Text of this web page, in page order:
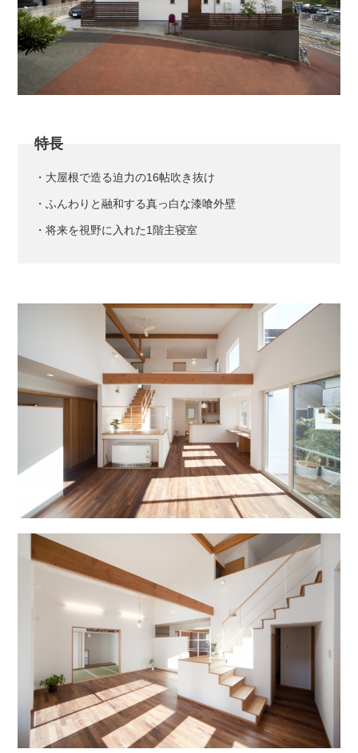
特長
・大屋根で造る迫力の16帖吹き抜け
・ふんわりと融和する真っ白な漆喰外壁
・将来を視野に入れた1階主寝室